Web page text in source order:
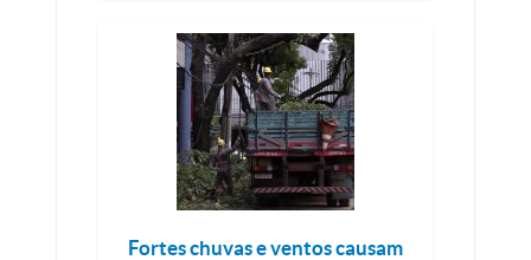
Fortes chuvas e ventos causam